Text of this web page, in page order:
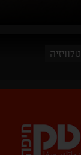
טלוויזיה